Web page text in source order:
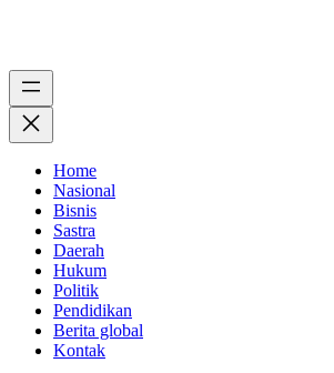
Home
Nasional
Bisnis
Sastra
Daerah
Hukum
Politik
Pendidikan
Berita global
Kontak